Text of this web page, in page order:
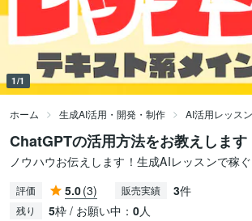
1/1
ホーム 生成AI活用・開発・制作 AI活用レッスン
ChatGPTの活用方法をお教えします
ノウハウお伝えします！生成AIレッスンで稼
評価 5.0(3) 販売実績 3件
残り 5枠 / お願い中： 0人